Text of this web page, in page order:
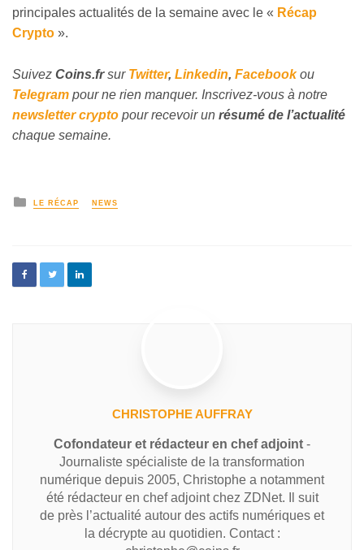
principales actualités de la semaine avec le « Récap
Crypto ».
Suivez Coins.frsur Twitter, Linkedin, Facebookou
Telegram pour ne rien manquer. Inscrivez-vous à notre
newsletter crypto pour recevoir un résumé de l’actualité
chaque semaine.
LE RÉCAP NEWS
CHRISTOPHE AUFFRAY
Cofondateur et rédacteur en chef adjoint -
Journaliste spécialiste de la transformation
numérique depuis 2005, Christophe a notamment
été rédacteur en chef adjoint chez ZDNet. Il suit
de près l’actualité autour des actifs numériques et
la décrypte au quotidien. Contact :